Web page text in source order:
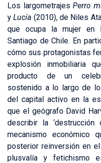
Los largometrajesPerro
yLucía (2010), de Niles
que ocupa la mujer en
Santiago de Chile. En
cómo sus protagonistas
explosión inmobiliaria
producto de un
sostenido a lo largo de
del capital activo en la
que el geógrafo David
describir la ‘destrucción
mecanismo económico
posterior reinversión en
plusvalía y fetichismo